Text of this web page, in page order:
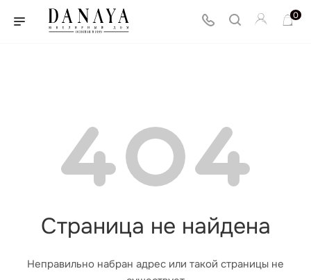
0
Страница не найдена
Неправильно набран адрес или такой страницы не